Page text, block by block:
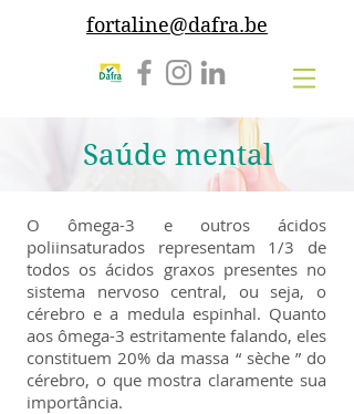
fortaline@dafra.be
Saúde mental
O ômega-3 e outros ácidos
poliinsaturados representam 1/3 de
todos os ácidos graxos presentes no
sistema nervoso central, ou seja, o
cérebro e a medula espinhal. Quanto
aos ômega-3 estritamente falando, eles
constituem 20% da massa “ sèche ” do
cérebro, o que mostra claramente sua
importância.